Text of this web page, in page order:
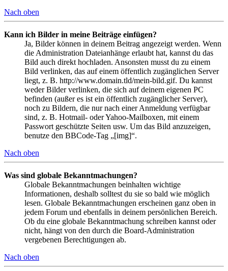
Nach oben
Kann ich Bilder in meine Beiträge einfügen?
Ja, Bilder können in deinem Beitrag angezeigt werden. Wenn
die Administration Dateianhänge erlaubt hat, kannst du das
Bild auch direkt hochladen. Ansonsten musst du zu einem
Bild verlinken, das auf einem öffentlich zugänglichen Server
liegt, z. B. http://www.domain.tld/mein-bild.gif. Du kannst
weder Bilder verlinken, die sich auf deinem eigenen PC
befinden (außer es ist ein öffentlich zugänglicher Server),
noch zu Bildern, die nur nach einer Anmeldung verfügbar
sind, z. B. Hotmail- oder Yahoo-Mailboxen, mit einem
Passwort geschützte Seiten usw. Um das Bild anzuzeigen,
benutze den BBCode-Tag „[img]“.
Nach oben
Was sind globale Bekanntmachungen?
Globale Bekanntmachungen beinhalten wichtige
Informationen, deshalb solltest du sie so bald wie möglich
lesen. Globale Bekanntmachungen erscheinen ganz oben in
jedem Forum und ebenfalls in deinem persönlichen Bereich.
Ob du eine globale Bekanntmachung schreiben kannst oder
nicht, hängt von den durch die Board-Administration
vergebenen Berechtigungen ab.
Nach oben